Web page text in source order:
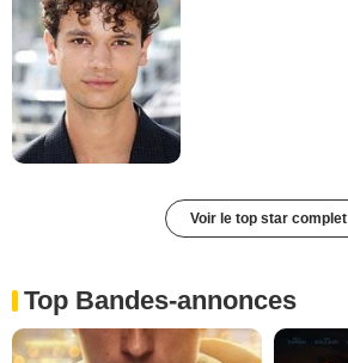
Voir le top star complet
Top Bandes-annonces